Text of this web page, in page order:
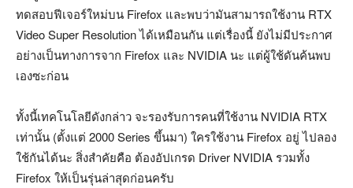
ทดสอบฟีเจอร์ใหม่บน Firefox และพบว่ามันสามารถใช้งาน RTX
Video Super Resolution ได้เหมือนกัน แต่เรื่องนี้ ยังไม่มีประกาศ
อย่างเป็นทางการจาก Firefox และ NVIDIA นะ แต่ผู้ใช้ดันค้นพบ
เองซะก่อน
ทั้งนี้เทคโนโลยีดังกล่าว จะรองรับการคนที่ใช้งาน NVIDIA RTX
เท่านั้น (ตั้งแต่ 2000 Series ขึ้นมา) ใครใช้งาน Firefox อยู่ ไปลอง
ใช้กันได้นะ สิ่งสำคัยคือ ต้องอัปเกรด Driver NVIDIA รวมทั้ง
Firefox ให้เป็นรุ่นล่าสุดก่อนครับ